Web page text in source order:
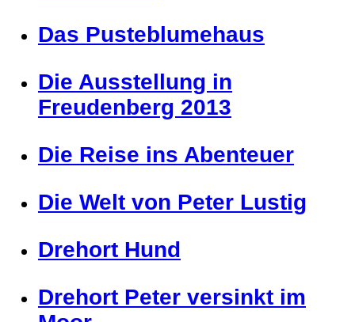
Das Pusteblumehaus
Die Ausstellung in
Freudenberg 2013
Die Reise ins Abenteuer
Die Welt von Peter Lustig
Drehort Hund
Drehort Peter versinkt im